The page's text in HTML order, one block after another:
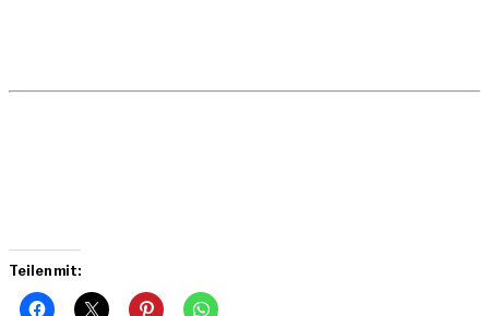
Teilen mit: